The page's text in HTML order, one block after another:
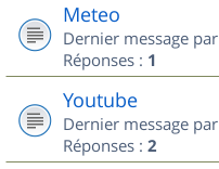
Meteo
Dernier message par
Réponses : 1
Youtube
Dernier message par
Réponses : 2